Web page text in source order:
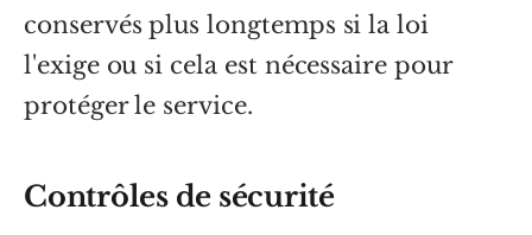
conservés plus longtemps si la loi
l'exige ou si cela est nécessaire pour
protéger le service.
Contrôles de sécurité